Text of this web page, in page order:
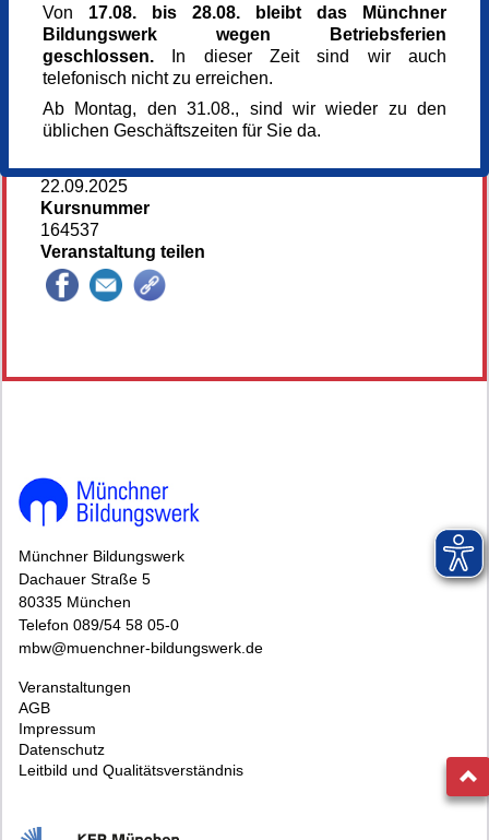
Dipl.-Ing. (Architektur) Bettina Rühm
Referent_in
Olaf Grunow
Referent_in
Georg Kalb
Referent_in
N.N.
Anmeldung bis
22.09.2025
Kursnummer
164537
Veranstaltung teilen
Münchner Bildungswerk
Dachauer Straße 5
80335 München
Telefon 089/54 58 05-0
mbw@muenchner-bildungswerk.de
Veranstaltungen
AGB
Impressum
Datenschutz
Leitbild und Qualitätsverständnis
Von 17.08. bis 28.08. bleibt das Münchner
Bildungswerk wegen Betriebsferien
geschlossen. In dieser Zeit sind wir auch
telefonisch nicht zu erreichen.
Ab Montag, den 31.08., sind wir wieder zu den
üblichen Geschäftszeiten für Sie da.